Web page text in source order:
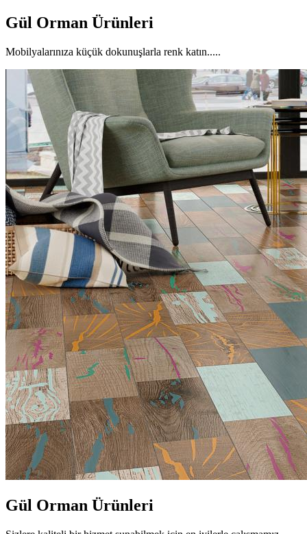
Gül Orman Ürünleri
Mobilyalarınıza küçük dokunuşlarla renk katın.....
Gül Orman Ürünleri